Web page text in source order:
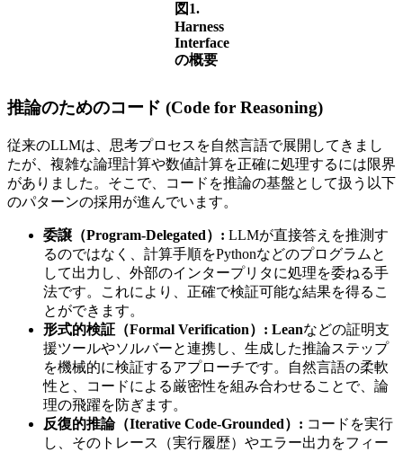
図1.
Harness
Interface
の概要
推論のためのコード (Code for Reasoning)
従来のLLMは、思考プロセスを自然言語で展開してきまし
たが、複雑な論理計算や数値計算を正確に処理するには限界
がありました。そこで、コードを推論の基盤として扱う以下
のパターンの採用が進んでいます。
委譲（Program-Delegated）: LLMが直接答えを推測す
るのではなく、計算手順をPythonなどのプログラムと
して出力し、外部のインタープリタに処理を委ねる手
法です。これにより、正確で検証可能な結果を得るこ
とができます。
形式的検証（Formal Verification）: Leanなどの証明支
援ツールやソルバーと連携し、生成した推論ステップ
を機械的に検証するアプローチです。自然言語の柔軟
性と、コードによる厳密性を組み合わせることで、論
理の飛躍を防ぎます。
反復的推論（Iterative Code-Grounded）: コードを実行
し、そのトレース（実行履歴）やエラー出力をフィー